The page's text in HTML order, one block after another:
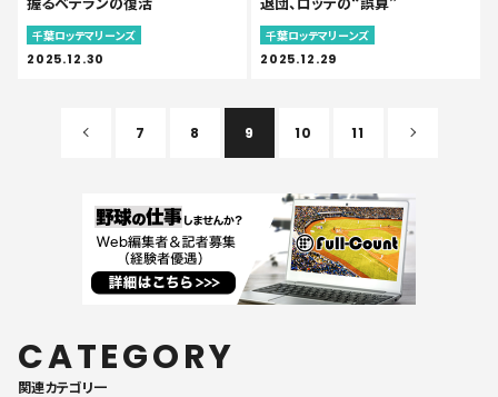
千葉ロッテマリーンズ
2025.12.30
千葉ロッテマリーンズ
2025.12.29
7 8 9 10 11
CATEGORY
関連カテゴリ一